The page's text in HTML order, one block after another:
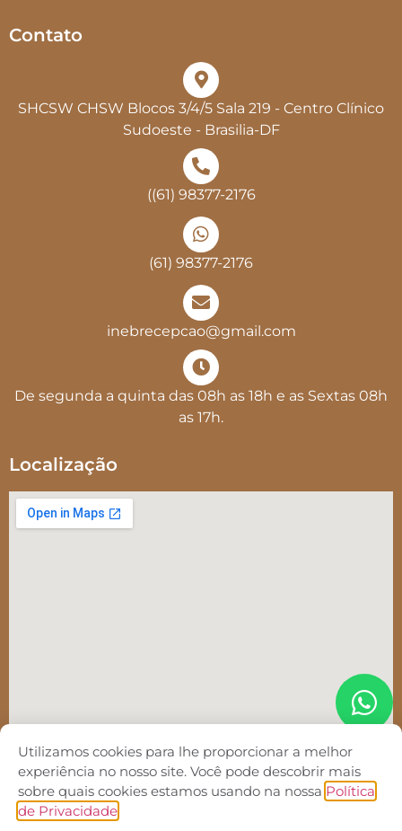
Contato
SHCSW CHSW Blocos 3/4/5 Sala 219 - Centro Clínico
Sudoeste - Brasilia-DF
((61) 98377-2176
(61) 98377-2176
inebrecepcao@gmail.com
De segunda a quinta das 08h as 18h e as Sextas 08h
as 17h.
Localização
Utilizamos cookies para lhe proporcionar a melhor
experiência no nosso site. Você pode descobrir mais
sobre quais cookies estamos usando na nossa Política
de Privacidade